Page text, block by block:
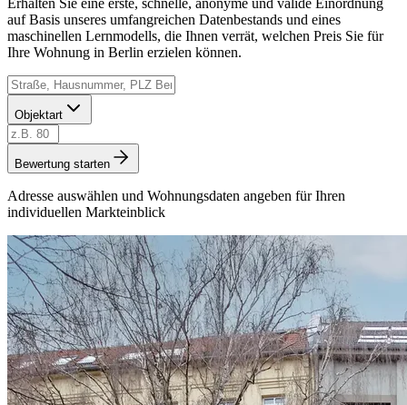
Erhalten Sie eine erste, schnelle, anonyme und valide Einordnung
auf Basis unseres umfangreichen Datenbestands und eines
maschinellen Lernmodells, die Ihnen verrät, welchen Preis Sie für
Ihre Wohnung in Berlin erzielen können.
Objektart
Bewertung starten
Adresse auswählen und Wohnungsdaten angeben für Ihren
individuellen Markteinblick